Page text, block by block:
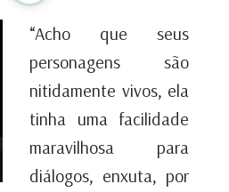
“Acho que seus
personagens são
nitidamente vivos, ela
tinha uma facilidade
maravilhosa para
diálogos, enxuta, por